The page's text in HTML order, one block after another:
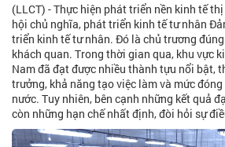
(LLCT) - Thực hiện phát triển nền kinh tế
hội chủ nghĩa, phát triển kinh tế tư nhân
triển kinh tế tư nhân. Đó là chủ trương
khách quan. Trong thời gian qua, khu vực
Nam đã đạt được nhiều thành tựu nổi bật,
trưởng, khả năng tạo việc làm và mức
nước. Tuy nhiên, bên cạnh những kết quả
còn những hạn chế nhất định, đòi hỏi sự